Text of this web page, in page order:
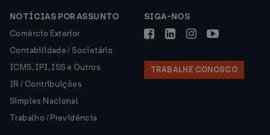
NOTÍCIAS POR ASSUNTO
Comércio Exterior
Contabilidade / Societário
ICMS, IPI, ISS e Outros
IR / Contribuições
Simples Nacional
Trabalho / Previdência
SIGA-NOS
TRABALHE CONOSCO